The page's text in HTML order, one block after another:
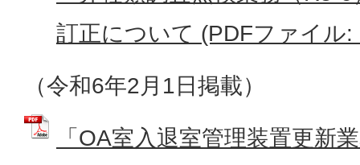
訂正について (PDFファイル:
（令和6年2月1日掲載）
「OA室入退室管理装置更新